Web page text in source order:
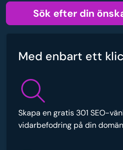
Sök efter din
Med enbart ett
Skapa en gratis 301 SEO-
vidarbefodring på din